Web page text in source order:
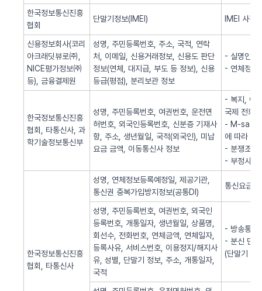
한국정보통신진흥
협회
단말기정보(IMEI) IMEI 사전
신용정보회사(코리
아크래딧뷰로㈜,
NICE평가정보㈜
등), 금융결제원
성명, 주민등록번호, 주소, 국적, 연락
처, 이메일, 신용거래정보, 신용도 판단
정보(연체, 대지급, 부도 등 정보), 신용
등급(평점), 분리보관 정보
- 실명인증
- 연체정보
한국정보통신진흥
협회, 타통신사, 과
학기술정보통신부
성명, 주민등록번호, 여권번호, 운전면
허번호, 외국인등록번호, 신분증 기재사
항, 주소, 생년월일, 국적(외국인), 미납
요금 금액, 이동통신사 정보
- 복지, 이
국제 전화
- M-safer
에 따라
- 분쟁조정
- 부정사용
한국정보통신진흥
협회, 타통신사
성명, 연체정보등록예정일, 제공기관,
통신권 중복가입방지정보(공통DI)
통신요금
성명, 주민등록번호, 여권번호, 외국인
등록번호, 개통일자, 생년월일, 상품명,
회선수, 전화번호, 연체금액, 연체일자,
등록사유, 서비스번호, 이용정지/해지사
유, 성별, 단말기 정보, 주소, 개통일자,
국적
- 방송통신
- 분신 단
(단말기 분